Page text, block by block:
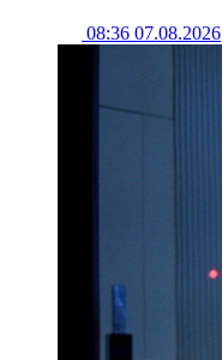
08:36 07.08.2026